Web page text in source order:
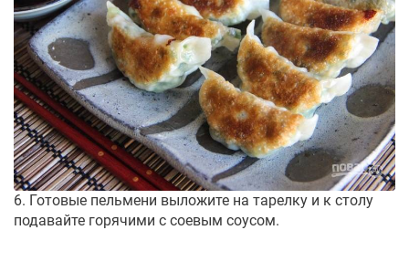
6. Готовые пельмени выложите на тарелку и к столу
подавайте горячими с соевым соусом.